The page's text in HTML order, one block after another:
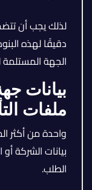
لذلك يجب أن
دقيقًا لهذه
الجهة المستلمة
بيانات
ملفات
واحدة من أكثر
بيانات الشركة
الطلب.